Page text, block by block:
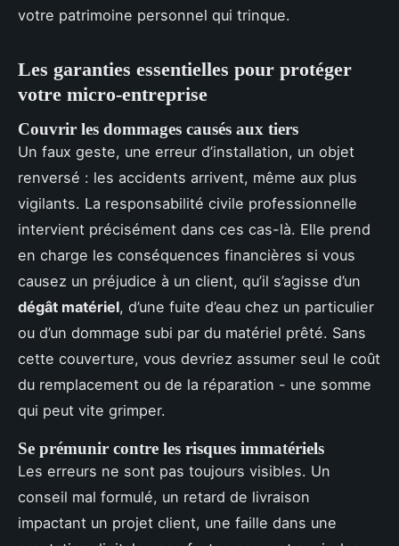
votre patrimoine personnel qui trinque.
Les garanties essentielles pour protéger
votre micro-entreprise
Couvrir les dommages causés aux tiers
Un faux geste, une erreur d’installation, un objet
renversé : les accidents arrivent, même aux plus
vigilants. La responsabilité civile professionnelle
intervient précisément dans ces cas-là. Elle prend
en charge les conséquences financières si vous
causez un préjudice à un client, qu’il s’agisse d’un
dégât matériel, d’une fuite d’eau chez un particulier
ou d’un dommage subi par du matériel prêté. Sans
cette couverture, vous devriez assumer seul le coût
du remplacement ou de la réparation - une somme
qui peut vite grimper.
Se prémunir contre les risques immatériels
Les erreurs ne sont pas toujours visibles. Un
conseil mal formulé, un retard de livraison
impactant un projet client, une faille dans une